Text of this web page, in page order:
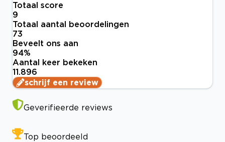
Totaal score
9
Totaal aantal beoordelingen
73
Beveelt ons aan
94%
Aantal keer bekeken
11.896
schrijf een review
Geverifieerde reviews
Top beoordeeld